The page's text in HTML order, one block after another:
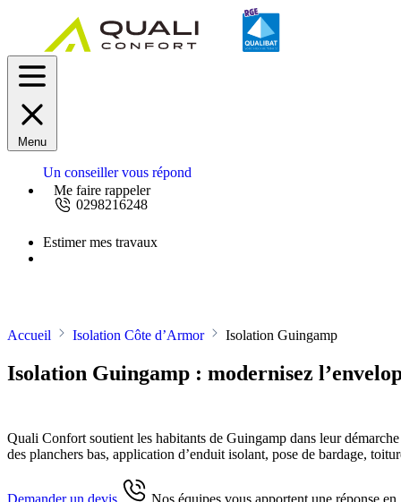
Menu
Un conseiller vous répond
Me faire rappeler
0298216248
Estimer mes travaux
Accueil Isolation Côte d’Armor Isolation Guingamp
Isolation Guingamp : modernisez
Quali Confort soutient les habitants de Guingamp dans leur
des planchers bas, application d’enduit isolant, pose de bardage,
Demander un devis Nos équipes vous apportent une réponse